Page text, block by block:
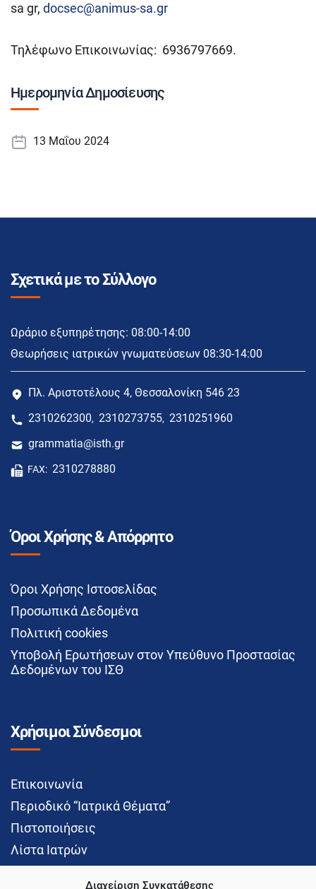
Διαχείριση Συγκατάθεσης
sa gr, docsec@animus-sa.gr
Τηλέφωνο Επικοινωνίας: 6936797669.
Ημερομηνία Δημοσίευσης
13 Μαΐου 2024
Σχετικά με το Σύλλογο
Ωράριο εξυπηρέτησης: 08:00-14:00
Θεωρήσεις ιατρικών γνωματεύσεων 08:30-14:00
Πλ. Αριστοτέλους 4, Θεσσαλονίκη 546 23
2310262300, 2310273755, 2310251960
grammatia@isth.gr
FAX: 2310278880
Όροι Χρήσης & Απόρρητο
Όροι Χρήσης Ιστοσελίδας
Προσωπικά Δεδομένα
Πολιτική cookies
Υποβολή Ερωτήσεων στον Υπεύθυνο Προστασίας
Δεδομένων του ΙΣΘ
Χρήσιμοι Σύνδεσμοι
Επικοινωνία
Περιοδικό “Ιατρικά Θέματα”
Πιστοποιήσεις
Λίστα Ιατρών